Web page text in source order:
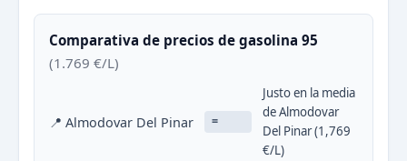
Comparativa de precios de gasolina 95
(1.769 €/L)
📍 Almodovar Del Pinar =
Justo en la media
de Almodovar
Del Pinar (1,769
€/L)